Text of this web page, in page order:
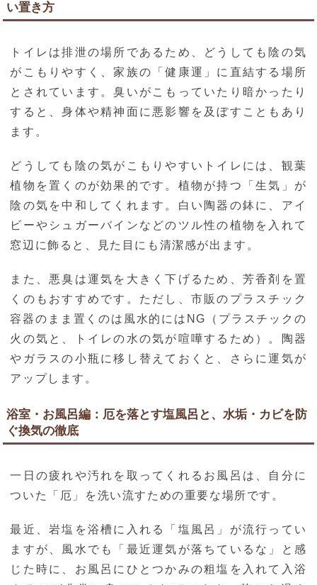
い置き方
トイレは排泄の場所であるため、どうしても陰の気
がこもりやすく、家族の「健康運」に直結する場所
とされています。臭いがこもっていたり暗かったり
すると、身体や精神面に悪影響を及ぼすこともあり
ます。
どうしても陰の気がこもりやすいトイレには、観葉
植物を置くのが効果的です。植物が持つ「生気」が
陰の気を中和してくれます。白い陶器の鉢に、アイ
ビーやシュガーバインなどのツル性の植物を入れて
窓辺に飾ると、見た目にも清潔感が出ます。
また、悪臭は運気を大きく下げるため、芳香剤を置
くのもおすすめです。ただし、市販のプラスチック
容器のまま置くのは風水的にはNG（プラスチックの
火の気と、トイレの水の気が喧嘩するため）。陶器
やガラスの小瓶に移し替えておくと、さらに運気が
アップします。
浴室・お風呂編：厄を落とす塩風呂と、水垢・カビを防
ぐ換気の徹底
一日の疲れや汚れを取ってくれるお風呂は、自分に
ついた「厄」を洗い流すための重要な場所です。
最近、岩塩を浴槽に入れる「塩風呂」が流行ってい
ますが、風水でも「最近運気が落ちているな」と感
じた時に、お風呂にひとつかみの粗塩を入れて入浴